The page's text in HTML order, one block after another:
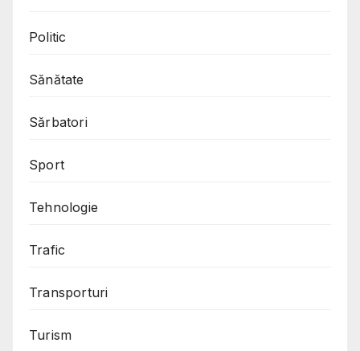
Politic
Sănătate
Sărbatori
Sport
Tehnologie
Trafic
Transporturi
Turism